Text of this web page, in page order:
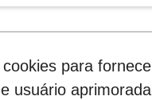
para
usuário